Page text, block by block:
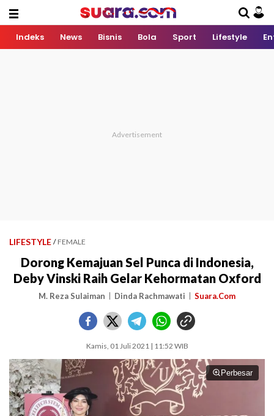
Indeks News Bisnis Bola Sport Lifestyle
LIFESTYLE / FEMALE
Dorong Kemajuan Sel Punca di Indonesia,
Deby Vinski Raih Gelar Kehormatan Oxford
M. Reza Sulaiman Dinda Rachmawati Suara.Com
Kamis, 01 Juli 2021 | 11:52 WIB
Perbesar